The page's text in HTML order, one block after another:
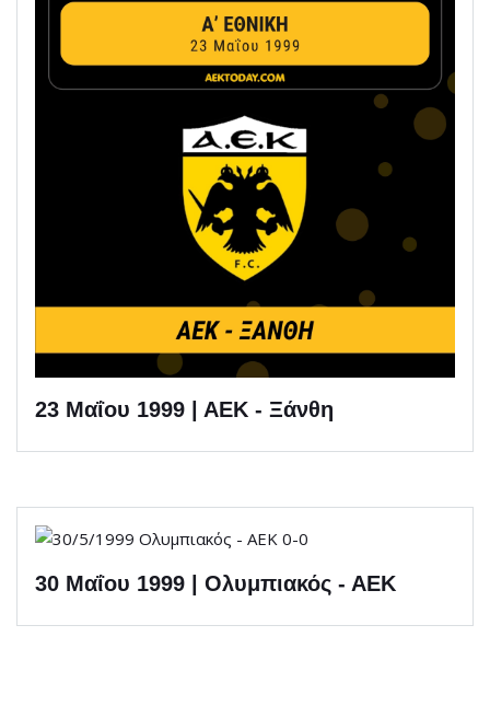
23 Μαΐου 1999 | ΑΕΚ - Ξάνθη
30 Μαΐου 1999 | Ολυμπιακός - ΑΕΚ